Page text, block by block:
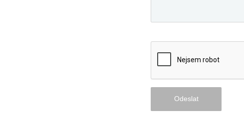
SORRY, A
COMMUNICATE
ARE
RELOAD